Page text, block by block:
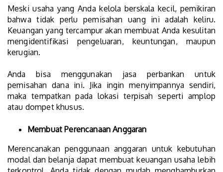
Meski usaha yang Anda kelola berskala kecil, pemikiran
bahwa tidak perlu pemisahan uang ini adalah keliru.
Keuangan yang tercampur akan membuat Anda kesulitan
mengidentifikasi pengeluaran, keuntungan, maupun
kerugian.
Anda bisa menggunakan jasa perbankan untuk
pemisahan dana ini. Jika ingin menyimpannya sendiri,
maka tempatkan pada lokasi terpisah seperti amplop
atau dompet khusus.
Membuat Perencanaan Anggaran
Merencanakan penggunaan anggaran untuk kebutuhan
modal dan belanja dapat membuat keuangan usaha lebih